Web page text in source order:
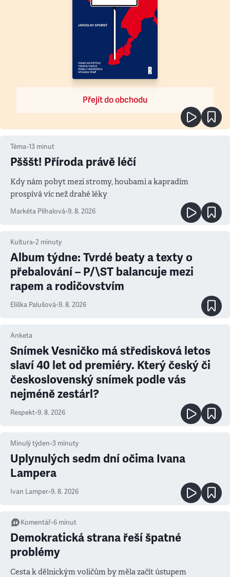
Přejít do obchodu
Téma•13 minut
Pšššt! Příroda právě léčí
Kdy nám pobyt mezi stromy, houbami a kapradím
prospívá víc než drahé léky
Markéta Plíhalová•9. 8. 2026
Kultura•2 minuty
Album týdne: Tvrdé beaty a texty o
přebalování – P/\ST balancuje mezi
rapem a rodičovstvím
Eliška Palušová•9. 8. 2026
Anketa
Snímek Vesničko má středisková letos
slaví 40 let od premiéry. Který český či
československý snímek podle vás
nejméně zestárl?
Respekt•9. 8. 2026
Minulý týden•3 minuty
Uplynulých sedm dní očima Ivana
Lampera
Ivan Lamper•9. 8. 2026
Komentář•6 minut
Demokratická strana řeší špatné
problémy
Cesta k dělnickým voličům by měla začít ústupem